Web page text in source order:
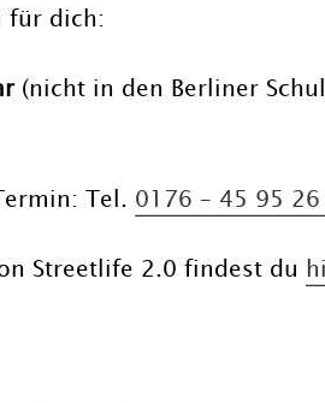
für dich:
(nicht in den Berliner
Tel. 0176 – 45 95
Streetlife 2.0 findest du